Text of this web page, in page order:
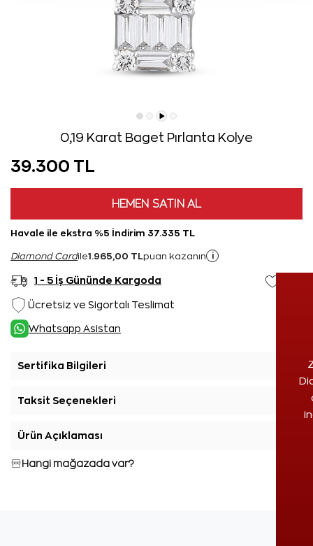
0,19 Karat Baget Pırlanta Kolye
39.300 TL
HEMEN SATIN AL
Havale ile ekstra %5 İndirim 37.335 TL
Diamond Cardile1.965,00 TL puan kazanın i
1 - 5 İş Gününde Kargoda
Ücretsiz ve Sigortalı Teslimat
Whatsapp Asistan
Sertifika Bilgileri
Taksit Seçenekleri
Ürün Açıklaması
Hangi mağazada var?